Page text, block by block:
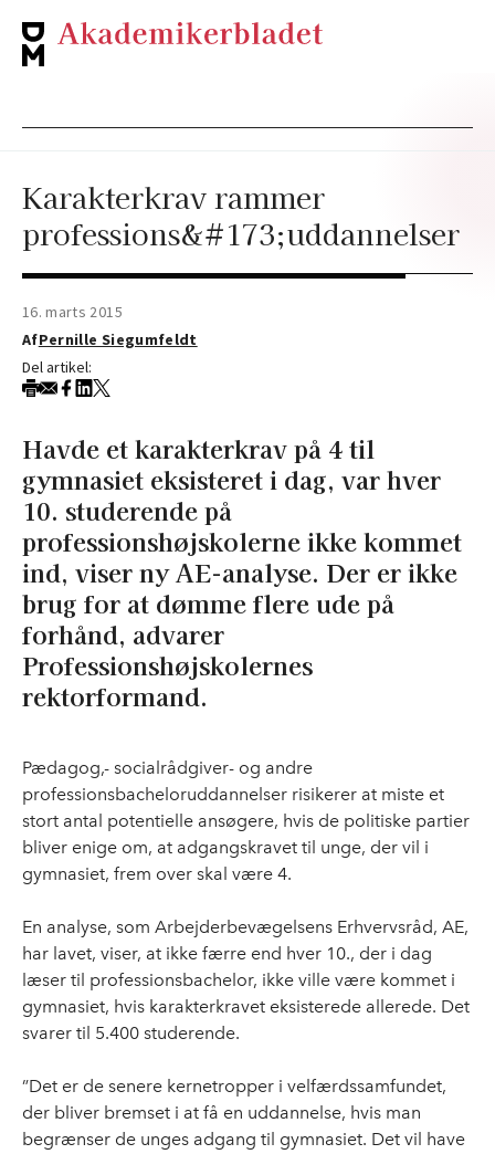
Karakterkrav rammer
professions&#173;uddannelser
16. marts 2015
AfPernille Siegumfeldt
Del artikel:
Havde et karakterkrav på 4 til
gymnasiet eksisteret i dag, var hver
10. studerende på
professionshøjskolerne ikke kommet
ind, viser ny AE-analyse. Der er ikke
brug for at dømme flere ude på
forhånd, advarer
Professionshøjskolernes
rektorformand.
Pædagog,- socialrådgiver- og andre
professionsbacheloruddannelser risikerer at miste et
stort antal potentielle ansøgere, hvis de politiske partier
bliver enige om, at adgangskravet til unge, der vil i
gymnasiet, frem over skal være 4.
En analyse, som Arbejderbevægelsens Erhvervsråd, AE,
har lavet, viser, at ikke færre end hver 10., der i dag
læser til professionsbachelor, ikke ville være kommet i
gymnasiet, hvis karakterkravet eksisterede allerede. Det
svarer til 5.400 studerende.
”Det er de senere kernetropper i velfærdssamfundet,
der bliver bremset i at få en uddannelse, hvis man
begrænser de unges adgang til gymnasiet. Det vil have